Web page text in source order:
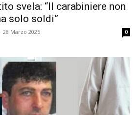
svela: “Il carabiniere non
solo soldi”
28 Marzo 2025 0